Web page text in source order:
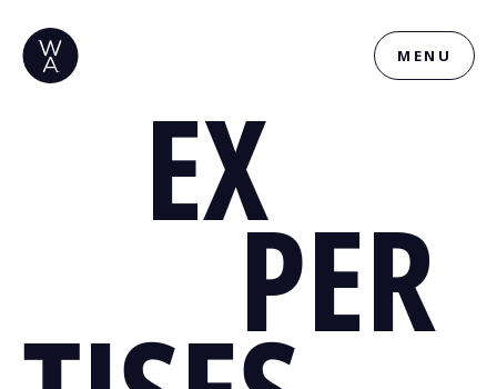
MENU
EX
PER